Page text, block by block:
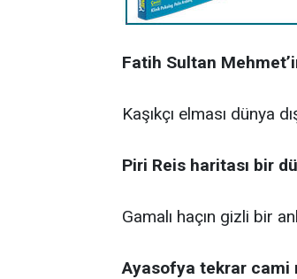
Fatih Sultan
Kaşıkçı elması dünya
Piri Reis haritası bir
Gamalı haçın gizli bir
Ayasofya tekrar cami